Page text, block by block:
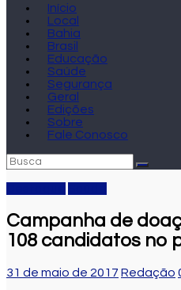
Início
Local
Bahia
Brasil
Educação
Saúde
Segurança
Geral
Edições
Sobre
Fale Conosco
Campanha de
108 candidatos no
31 de maio de 2017 Redação